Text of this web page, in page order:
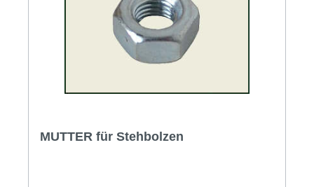
MUTTER für Stehbolzen